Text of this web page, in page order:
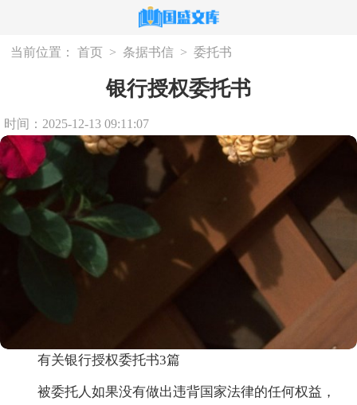
当前位置： 首页 > 条据书信 > 委托书
银行授权委托书
时间：2025-12-13 09:11:07
有关银行授权委托书3篇
被委托人如果没有做出违背国家法律的任何权益，